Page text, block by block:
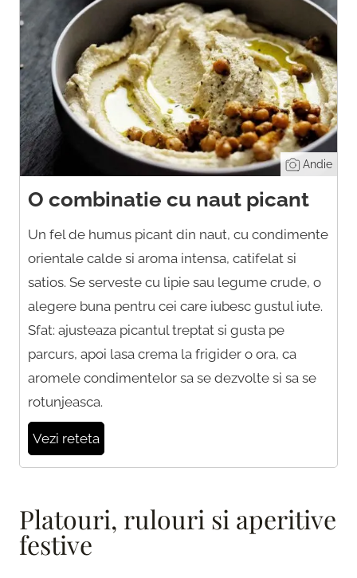
Andie
O combinatie cu naut picant
Un fel de humus picant din naut, cu condimente
orientale calde si aroma intensa, catifelat si
satios. Se serveste cu lipie sau legume crude, o
alegere buna pentru cei care iubesc gustul iute.
Sfat: ajusteaza picantul treptat si gusta pe
parcurs, apoi lasa crema la frigider o ora, ca
aromele condimentelor sa se dezvolte si sa se
rotunjeasca.
Vezi reteta
Platouri, rulouri si aperitive
festive